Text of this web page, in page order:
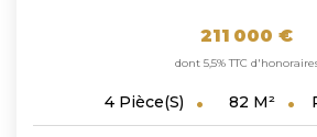
211 000 €
dont 5,5% TTC
4 Pièce(s) 82 M²